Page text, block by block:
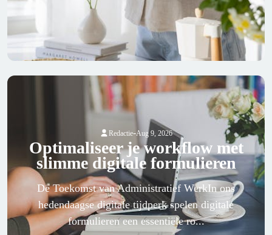
Redactie-Aug 9, 2026
Optimaliseer je workflow met
slimme digitale formulieren
De Toekomst van Administratief WerkIn ons
hedendaagse digitale tijdperk spelen digitale
formulieren een essentiële ro...